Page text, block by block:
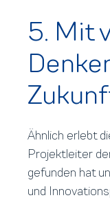
5. Mit
Ähnlich erlebt
Projektleiter
gefunden hat
und